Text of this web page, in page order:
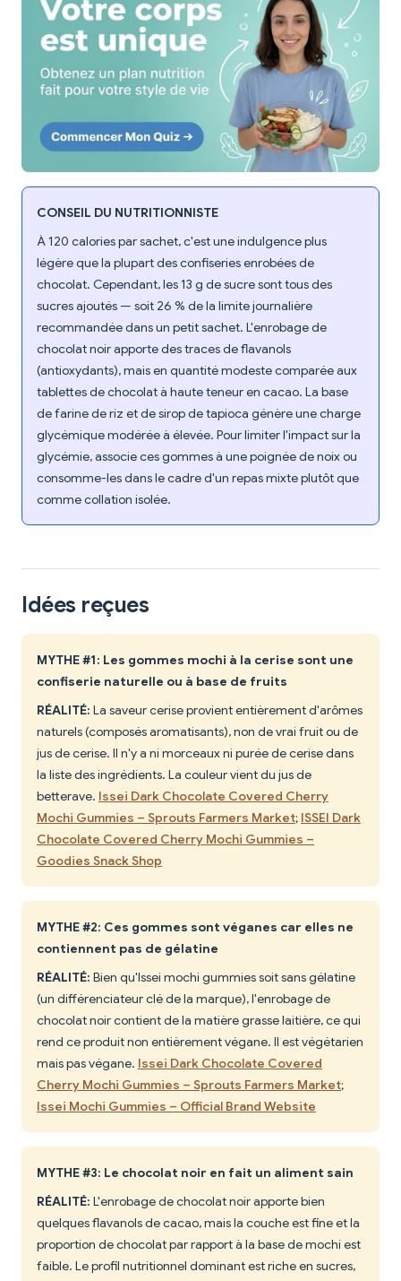
CONSEIL DU NUTRITIONNISTE
À 120 calories par sachet, c'est une indulgence plus
légère que la plupart des confiseries enrobées de
chocolat. Cependant, les 13 g de sucre sont tous des
sucres ajoutés — soit 26 % de la limite journalière
recommandée dans un petit sachet. L'enrobage de
chocolat noir apporte des traces de flavanols
(antioxydants), mais en quantité modeste comparée aux
tablettes de chocolat à haute teneur en cacao. La base
de farine de riz et de sirop de tapioca génère une charge
glycémique modérée à élevée. Pour limiter l'impact sur la
glycémie, associe ces gommes à une poignée de noix ou
consomme-les dans le cadre d'un repas mixte plutôt que
comme collation isolée.
Idées reçues
MYTHE #1: Les gommes mochi à la cerise sont une
confiserie naturelle ou à base de fruits
RÉALITÉ: La saveur cerise provient entièrement d'arômes
naturels (composés aromatisants), non de vrai fruit ou de
jus de cerise. Il n'y a ni morceaux ni purée de cerise dans
la liste des ingrédients. La couleur vient du jus de
betterave. Issei Dark Chocolate Covered Cherry
Mochi Gummies – Sprouts Farmers Market; ISSEI Dark
Chocolate Covered Cherry Mochi Gummies –
Goodies Snack Shop
MYTHE #2: Ces gommes sont véganes car elles ne
contiennent pas de gélatine
RÉALITÉ: Bien qu'Issei mochi gummies soit sans gélatine
(un différenciateur clé de la marque), l'enrobage de
chocolat noir contient de la matière grasse laitière, ce qui
rend ce produit non entièrement végane. Il est végétarien
mais pas végane. Issei Dark Chocolate Covered
Cherry Mochi Gummies – Sprouts Farmers Market;
Issei Mochi Gummies – Official Brand Website
MYTHE #3: Le chocolat noir en fait un aliment sain
RÉALITÉ: L'enrobage de chocolat noir apporte bien
quelques flavanols de cacao, mais la couche est fine et la
proportion de chocolat par rapport à la base de mochi est
faible. Le profil nutritionnel dominant est riche en sucres,